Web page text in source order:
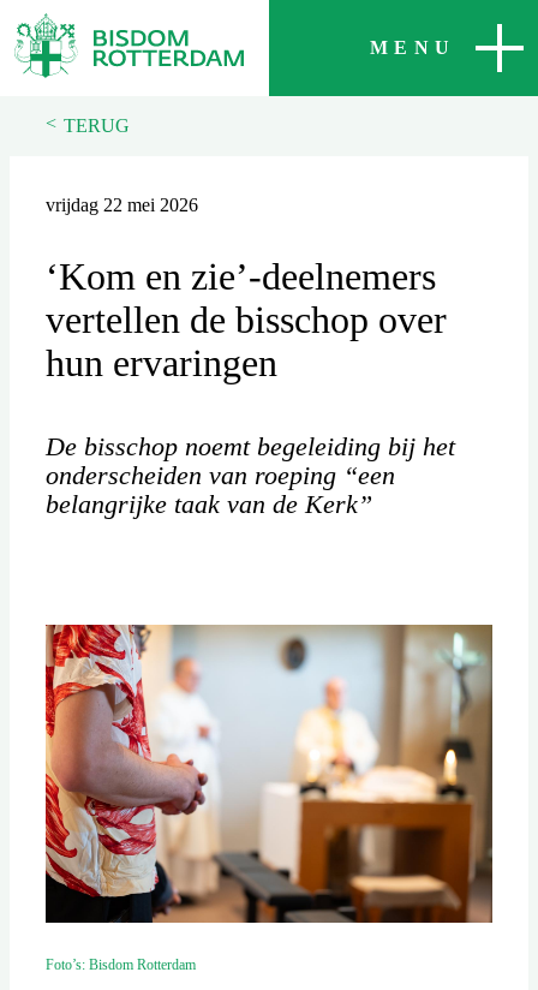
MENU
SLUITEN
< TERUG
vrijdag 22 mei 2026
‘Kom en zie’-deelnemers
vertellen de bisschop over
hun ervaringen
De bisschop noemt begeleiding bij het
onderscheiden van roeping “een
belangrijke taak van de Kerk”
Foto’s: Bisdom Rotterdam